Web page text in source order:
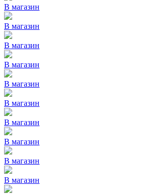
В магазин
В магазин
В магазин
В магазин
В магазин
В магазин
В магазин
В магазин
В магазин
В магазин